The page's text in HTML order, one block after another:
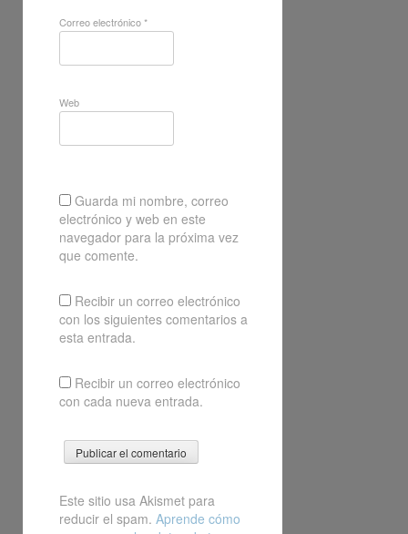
Correo electrónico*
Web
Guarda mi nombre, correo
electrónico y web en este
navegador para la próxima vez
que comente.
Recibir un correo electrónico
con los siguientes comentarios a
esta entrada.
Recibir un correo electrónico
con cada nueva entrada.
Este sitio usa Akismet para
reducir el spam. Aprende cómo